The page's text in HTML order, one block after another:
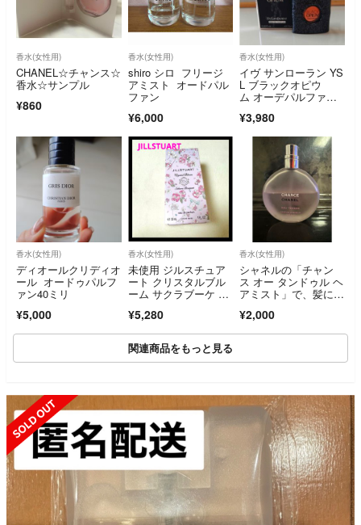
香水(女性用)
CHANEL☆チャンス☆
香水☆サンプル
¥860
香水(女性用)
shiro シロ フリージ
アミスト オードパル
ファン
¥6,000
香水(女性用)
イヴ サンローラン YS
L ブラックオピウ
ム オーデパルファ
内正規品
¥3,980
香水(女性用)
ディオールクリディオ
ール オードゥパルフ
ァン40ミリ
¥5,000
香水(女性用)
未使用 ジルスチュア
ート クリスタルブル
ーム サクラブーケ オ
¥5,280
香水(女性用)
シャネルの「チャン
ス オー タンドゥル ヘ
アミスト」で、髪にフ
の繊細な香りをまとわ
せることができます。
¥2,000
関連商品をもっと見る